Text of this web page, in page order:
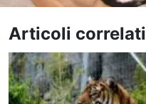
Articoli correlati